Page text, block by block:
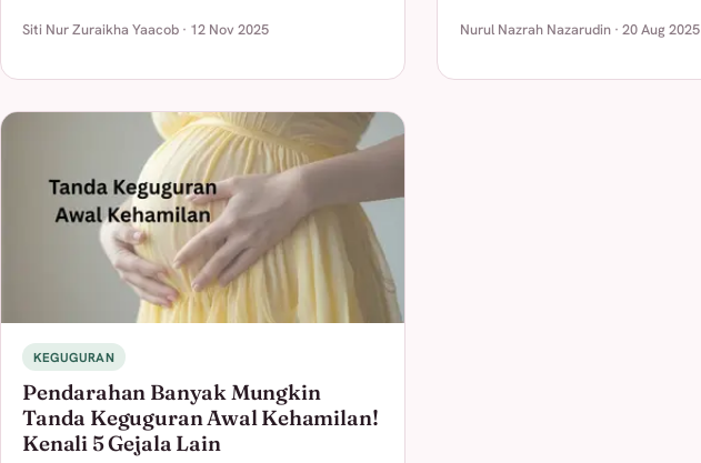
Siti Nur Zuraikha Yaacob · 12 Nov 2025 Nurul Nazrah Nazarudin · 20 Aug 2025
KEGUGURAN
Pendarahan Banyak Mungkin
Tanda Keguguran Awal Kehamilan!
Kenali 5 Gejala Lain